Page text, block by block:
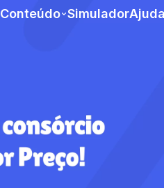
Conteúdo Simulador